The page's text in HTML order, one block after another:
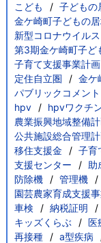
こども
子どもの
金ケ崎町子どもの
新型コロナウイルス
第3期金ケ崎町子ど
子育て支援事業計画
定住自立圏
金ケ
パブリックコメント
hpv
hpvワクチ
農業振興地域整備
公共施設総合管理
移住支援金
子育
支援センター
助
防除機
管理機
園芸農家育成支援
車検
納税証明
キッズくらぶ
医
再接種
a型疾病